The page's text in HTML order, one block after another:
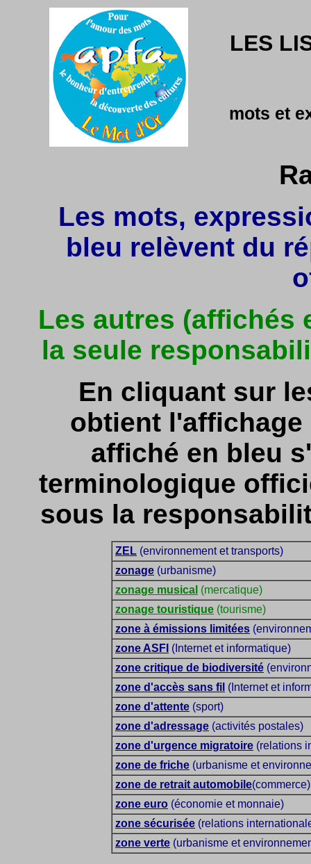
LES
mots et
Les mots,
bleu relèvent du
Les autres (affichés
la seule
En cliquant sur
obtient
affiché en bleu
terminologique
sous la
ZEL (environnement et transports)
zonage (urbanisme)
zonage musical (mercatique)
zonage touristique (tourisme)
zone à émissions limitées
zone ASFI (Internet et informatique)
zone critique de biodiversité
zone d'accès sans fil (Internet et
zone d'attente (sport)
zone d'adressage (activités postales)
zone d'urgence migratoire (relations
zone de friche (urbanisme et
zone de retrait automobile(commerce)
zone euro (économie et monnaie)
zone sécurisée (relations
zone verte (urbanisme et